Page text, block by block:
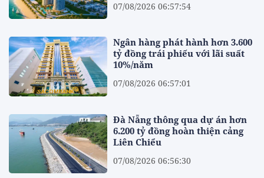
07/08/2026 06:57:54
Ngân hàng phát hành hơn 3.600
tỷ đồng trái phiếu với lãi suất
10%/năm
07/08/2026 06:57:01
Đà Nẵng thông qua dự án hơn
6.200 tỷ đồng hoàn thiện cảng
Liên Chiểu
07/08/2026 06:56:30